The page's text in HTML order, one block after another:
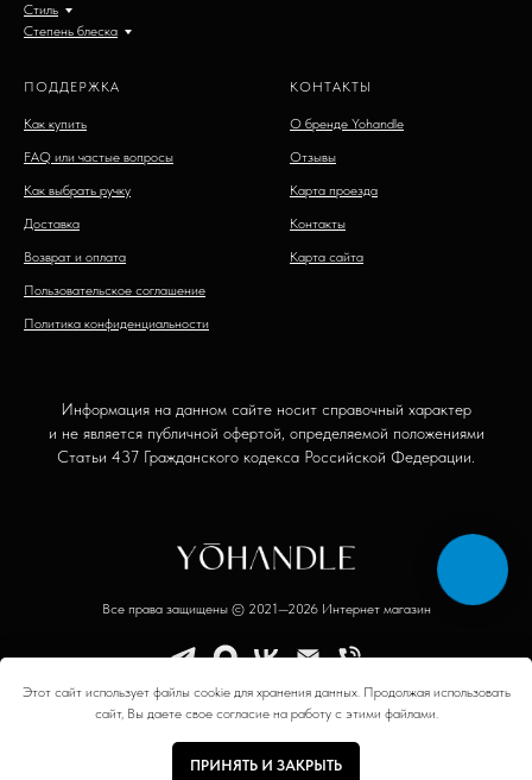
Стиль
Степень блеска
ПОДДЕРЖКА
Как купить
FAQ или частые вопросы
Как выбрать ручку
Доставка
Возврат и оплата
Пользовательское соглашение
Политика конфиденциальности
КОНТАКТЫ
О бренде Yohandle
Отзывы
Карта проезда
Контакты
Карта сайта
Информация на данном сайте носит справочный характер
и не является публичной офертой, определяемой положениями
Статьи 437 Гражданского кодекса Российской Федерации.
Все права защищены © 2021—2026 Интернет магазин
Этот сайт использует файлы cookie для хранения данных. Продолжая использовать
сайт, Вы даете свое согласие на работу с этими файлами.
ПРИНЯТЬ И ЗАКРЫТЬ